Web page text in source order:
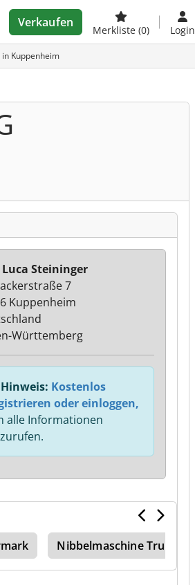
Verkaufen
Merkliste (0) Login
in Kuppenheim
Steininger
7
Kuppenheim
Württemberg
Kostenlos
oder einloggen,
alle Informationen
Nibbelmaschine Trumpf